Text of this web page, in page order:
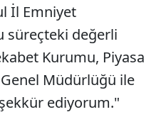
İl Emniyet
süreçteki değerli
Kurumu, Piyasa
Müdürlüğü ile
ediyorum."